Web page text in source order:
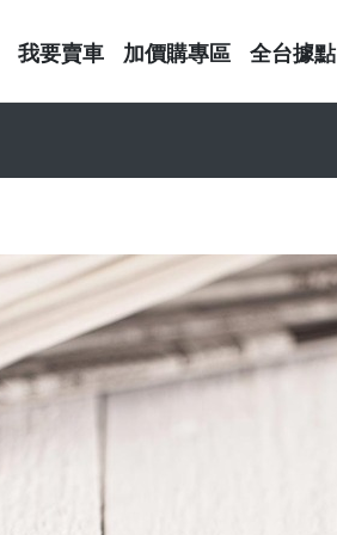
我要賣車 加價購專區 全台據點